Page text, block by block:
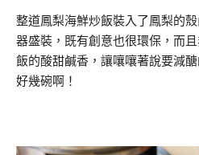
整道鳳梨海鮮炒飯裝入了鳳梨的
器盛裝，既有創意也很環保，而
飯的酸甜鹹香，讓嚷嚷著說要減
好幾碗啊！